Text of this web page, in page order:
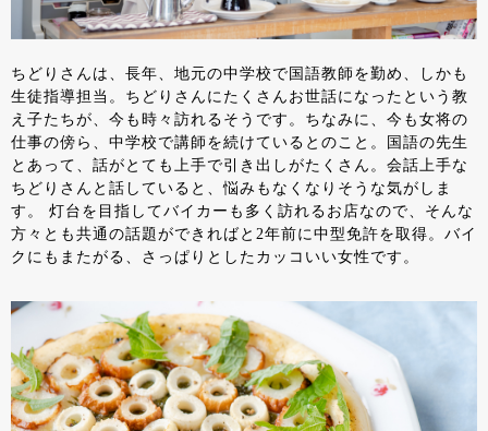
ちどりさんは、長年、地元の中学校で国語教師を勤め、しかも
生徒指導担当。ちどりさんにたくさんお世話になったという教
え子たちが、今も時々訪れるそうです。ちなみに、今も女将の
仕事の傍ら、中学校で講師を続けているとのこと。国語の先生
とあって、話がとても上手で引き出しがたくさん。会話上手な
ちどりさんと話していると、悩みもなくなりそうな気がしま
す。 灯台を目指してバイカーも多く訪れるお店なので、そんな
方々とも共通の話題ができればと2年前に中型免許を取得。バイ
クにもまたがる、さっぱりとしたカッコいい女性です。